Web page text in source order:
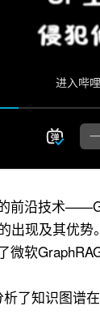
前沿技术
出现及其优
软
了知识图谱